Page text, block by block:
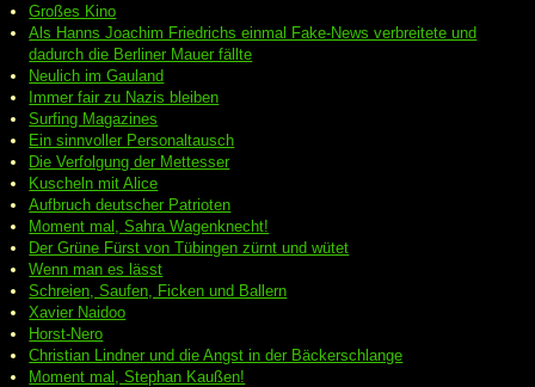
Großes Kino
Als Hanns Joachim Friedrichs einmal Fake-News verbreitete und
dadurch die Berliner Mauer fällte
Neulich im Gauland
Immer fair zu Nazis bleiben
Surfing Magazines
Ein sinnvoller Personaltausch
Die Verfolgung der Mettesser
Kuscheln mit Alice
Aufbruch deutscher Patrioten
Moment mal, Sahra Wagenknecht!
Der Grüne Fürst von Tübingen zürnt und wütet
Wenn man es lässt
Schreien, Saufen, Ficken und Ballern
Xavier Naidoo
Horst-Nero
Christian Lindner und die Angst in der Bäckerschlange
Moment mal, Stephan Kaußen!